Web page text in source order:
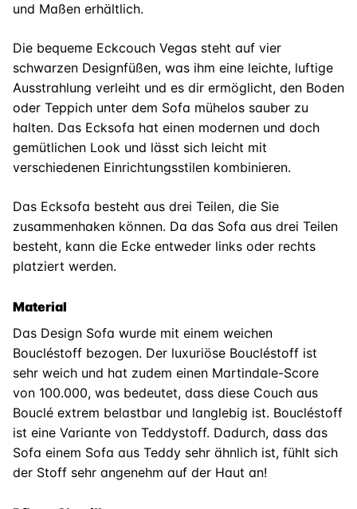
und Maßen erhältlich.
Die bequeme Eckcouch Vegas steht auf vier
schwarzen Designfüßen, was ihm eine leichte, luftige
Ausstrahlung verleiht und es dir ermöglicht, den Boden
oder Teppich unter dem Sofa mühelos sauber zu
halten. Das Ecksofa hat einen modernen und doch
gemütlichen Look und lässt sich leicht mit
verschiedenen Einrichtungsstilen kombinieren.
Das Ecksofa besteht aus drei Teilen, die Sie
zusammenhaken können. Da das Sofa aus drei Teilen
besteht, kann die Ecke entweder links oder rechts
platziert werden.
Material
Das Design Sofa wurde mit einem weichen
Boucléstoff bezogen. Der luxuriöse Boucléstoff ist
sehr weich und hat zudem einen Martindale-Score
von 100.000, was bedeutet, dass diese Couch aus
Bouclé extrem belastbar und langlebig ist. Boucléstoff
ist eine Variante von Teddystoff. Dadurch, dass das
Sofa einem Sofa aus Teddy sehr ähnlich ist, fühlt sich
der Stoff sehr angenehm auf der Haut an!